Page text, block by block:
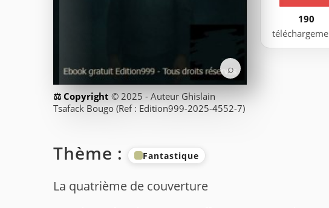
⌕
© 2025 - Auteur Ghislain
Tsafack Bougo (Ref : Edition999-2025-4552-7)
190
Thème : Fantastique
La quatrième de couverture